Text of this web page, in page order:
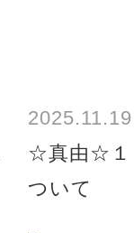
2025.11.19
☆真由☆１
ついて